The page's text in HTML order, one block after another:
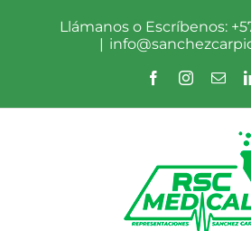
Llámanos o Escríbenos:
|
FacebookInstagram